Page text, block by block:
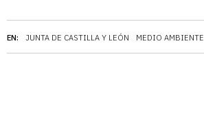
EN: JUNTA DE CASTILLA Y LEÓN MEDIO AMBIENTE